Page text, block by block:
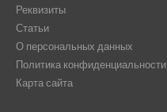
Реквизиты
Статьи
О персональных данных
Политика конфиденциальности
Карта сайта